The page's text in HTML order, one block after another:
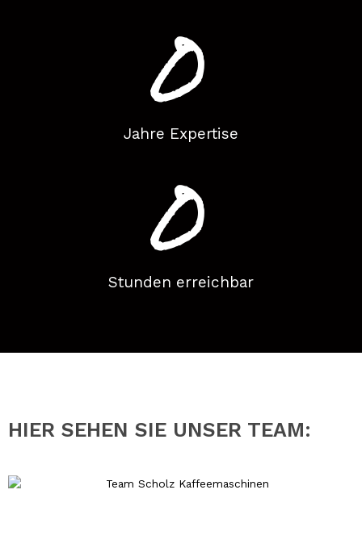
0
Jahre Expertise
0
Stunden erreichbar
HIER SEHEN SIE UNSER TEAM: